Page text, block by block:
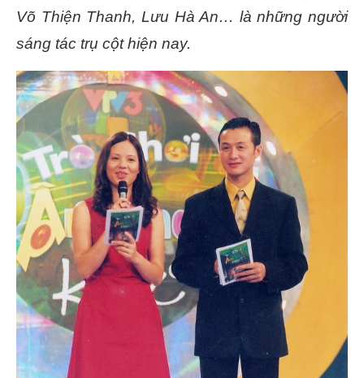
Võ Thiện Thanh, Lưu Hà An… là những người
sáng tác trụ cột hiện nay.